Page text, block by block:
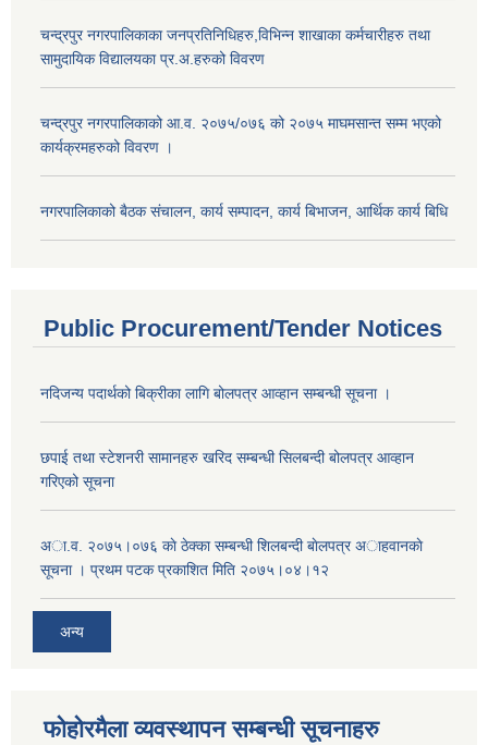
चन्द्रपुर नगरपालिकाका जनप्रतिनिधिहरु,विभिन्न शाखाका कर्मचारीहरु तथा
सामुदायिक विद्यालयका प्र.अ.हरुको विवरण
चन्द्रपुर नगरपालिकाको आ.व. २०७५/०७६ को २०७५ माघमसान्त सम्म भएको
कार्यक्रमहरुको विवरण ।
नगरपालिकाको बैठक संचालन, कार्य सम्पादन, कार्य बिभाजन, आर्थिक कार्य बिधि
Public Procurement/Tender Notices
नदिजन्य पदार्थको बिक्रीका लागि बोलपत्र आव्हान सम्बन्धी सूचना ।
छपाई तथा स्टेशनरी सामानहरु खरिद सम्बन्धी सिलबन्दी बोलपत्र आव्हान
गरिएको सूचना
अा.व. २०७५।०७६ काे ठेक्का सम्बन्धी शिलबन्दी बाेलपत्र अाहवानकाे
सूचना । प्रथम पटक प्रकाशित मिति २०७५।०४।१२
अन्य
फोहोरमैला व्यवस्थापन सम्बन्धी सूचनाहरु